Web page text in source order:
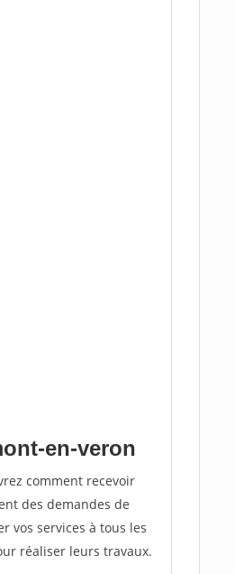
en-veron
comment recevoir
des demandes de
vos services à tous les
réaliser leurs travaux.